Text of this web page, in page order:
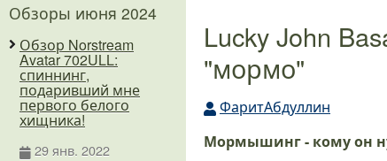
Lucky John
"мормо"
ФаритАбдуллин
Мормышинг - кому он
Обзоры июня 2024
Обзор Norstream
Avatar 702ULL:
спиннинг,
подаривший мне
первого белого
хищника!
29 янв. 2022